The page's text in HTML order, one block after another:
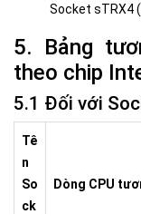
Socket sTRX4
5. Bảng
theo chip
5.1 Đối với
Tê
n
So
ck
Dòng CPU